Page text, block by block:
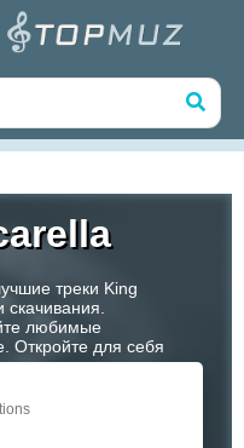
треки King
любимые
Откройте для себя
артистов